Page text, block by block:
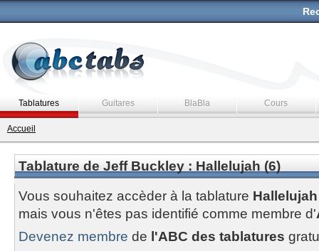
Tablatures Guitares BlaBla Cours
Accueil
Tablature de Jeff Buckley : Hallelujah (6)
Vous souhaitez accèder à la tablature Hallelujah
mais vous n'êtes pas identifié comme membre d'
Devenez membre de l'ABC des tablatures